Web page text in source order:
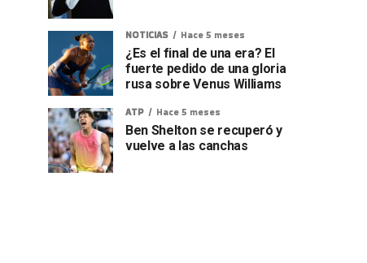
NOTICIAS Hace 5 meses
¿Es el final de una era? El
fuerte pedido de una gloria
rusa sobre Venus Williams
ATP Hace 5 meses
Ben Shelton se recuperó y
vuelve a las canchas